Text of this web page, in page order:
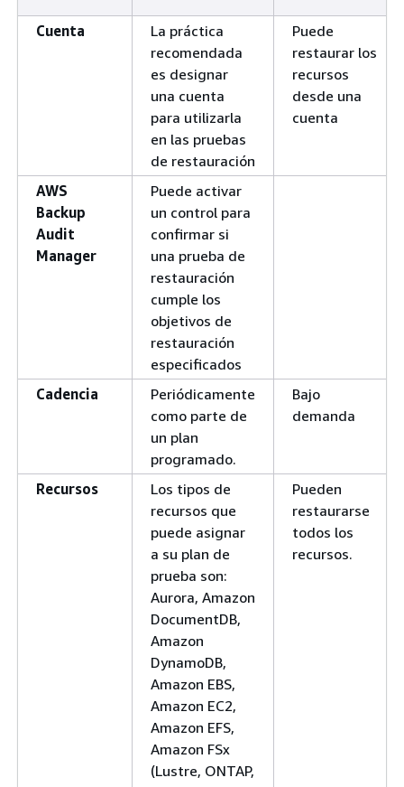
Cuenta
La práctica
recomendada
es designar
una cuenta
para utilizarla
en las pruebas
de restauración
Puede
restaurar los
recursos
desde una
cuenta
AWS
Backup
Audit
Manager
Puede activar
un control para
confirmar si
una prueba de
restauración
cumple los
objetivos de
restauración
especificados
Cadencia
Periódicamente
como parte de
un plan
programado.
Bajo
demanda
Recursos
Los tipos de
recursos que
puede asignar
a su plan de
prueba son:
Aurora, Amazon
DocumentDB,
Amazon
DynamoDB,
Amazon EBS,
Amazon EC2,
Amazon EFS,
Amazon FSx
(Lustre, ONTAP,
Pueden
restaurarse
todos los
recursos.